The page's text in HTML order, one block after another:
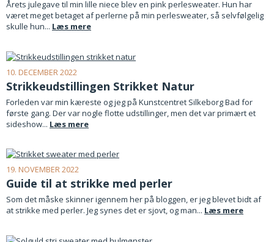
Årets julegave til min lille niece blev en pink perlesweater. Hun har
været meget betaget af perlerne på min perlesweater, så selvfølgelig
skulle hun... Læs mere
10. DECEMBER 2022
Strikkeudstillingen Strikket Natur
Forleden var min kæreste og jeg på Kunstcentret Silkeborg Bad for
første gang. Der var nogle flotte udstillinger, men det var primært et
sideshow... Læs mere
19. NOVEMBER 2022
Guide til at strikke med perler
Som det måske skinner igennem her på bloggen, er jeg blevet bidt af
at strikke med perler. Jeg synes det er sjovt, og man... Læs mere